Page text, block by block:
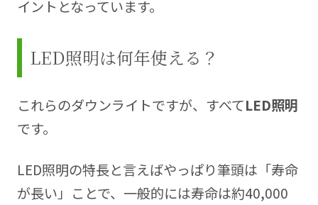
イントとなっています。
LED照明は何年使える？
これらのダウンライトですが、すべてLED照明
です。
LED照明の特長と言えばやっぱり筆頭は「寿命
が長い」ことで、一般的には寿命は約40,000